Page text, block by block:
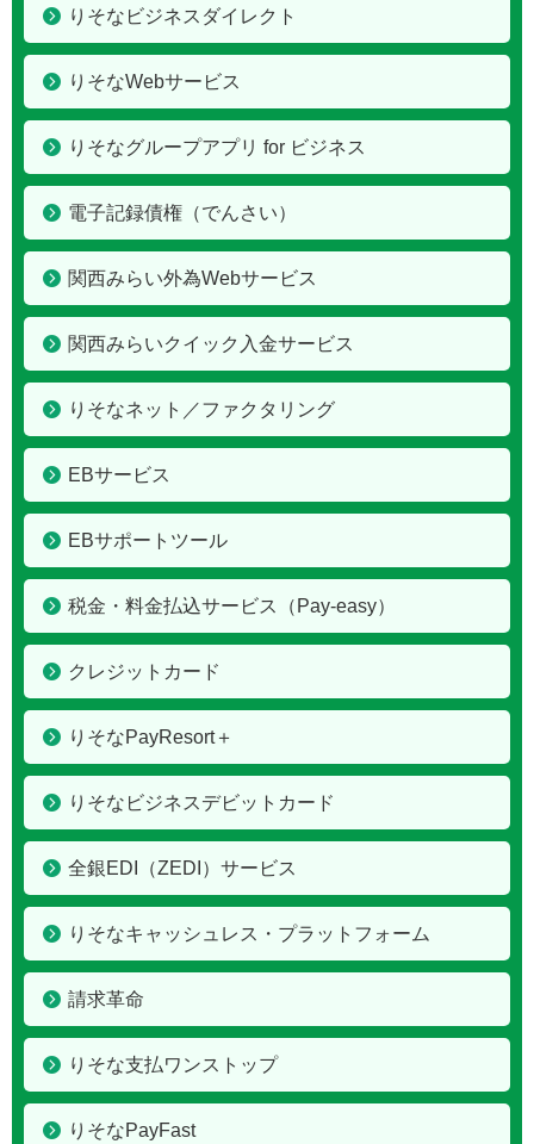
りそなビジネスダイレクト
りそなWebサービス
りそなグループアプリfor ビジネス
電子記録債権（でんさい）
関西みらい外為Webサービス
関西みらいクイック入金サービス
りそなネット／ファクタリング
EBサービス
EBサポートツール
税金・料金払込サービス（Pay-easy）
クレジットカード
りそなPayResort＋
りそなビジネスデビットカード
全銀EDI（ZEDI）サービス
りそなキャッシュレス・プラットフォーム
請求革命
りそな支払ワンストップ
りそなPayFast